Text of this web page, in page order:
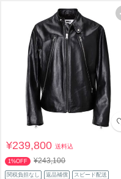
¥239,800送料込
1%OFF ¥243,100
関税負担なし 返品補償 スピード配送